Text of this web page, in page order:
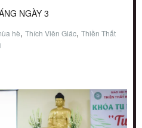
NGÀY 3
hè, Thích Viên Giác, Thiền Thất